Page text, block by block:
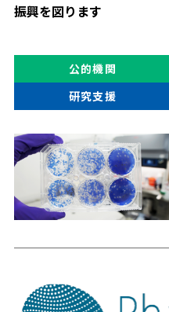
振興を図ります
公的機関
研究支援